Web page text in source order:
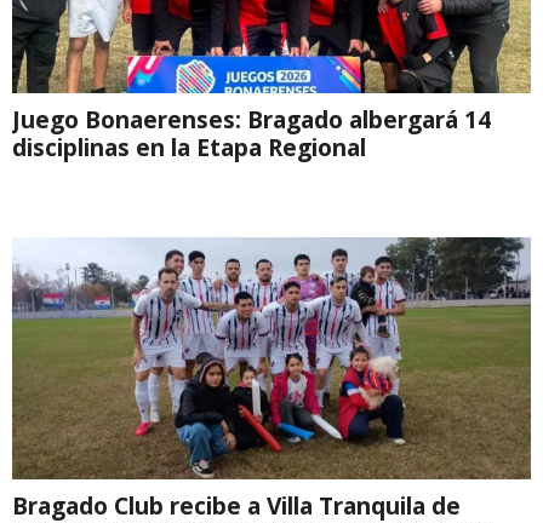
Juego Bonaerenses: Bragado albergará 14
disciplinas en la Etapa Regional
Bragado Club recibe a Villa Tranquila de